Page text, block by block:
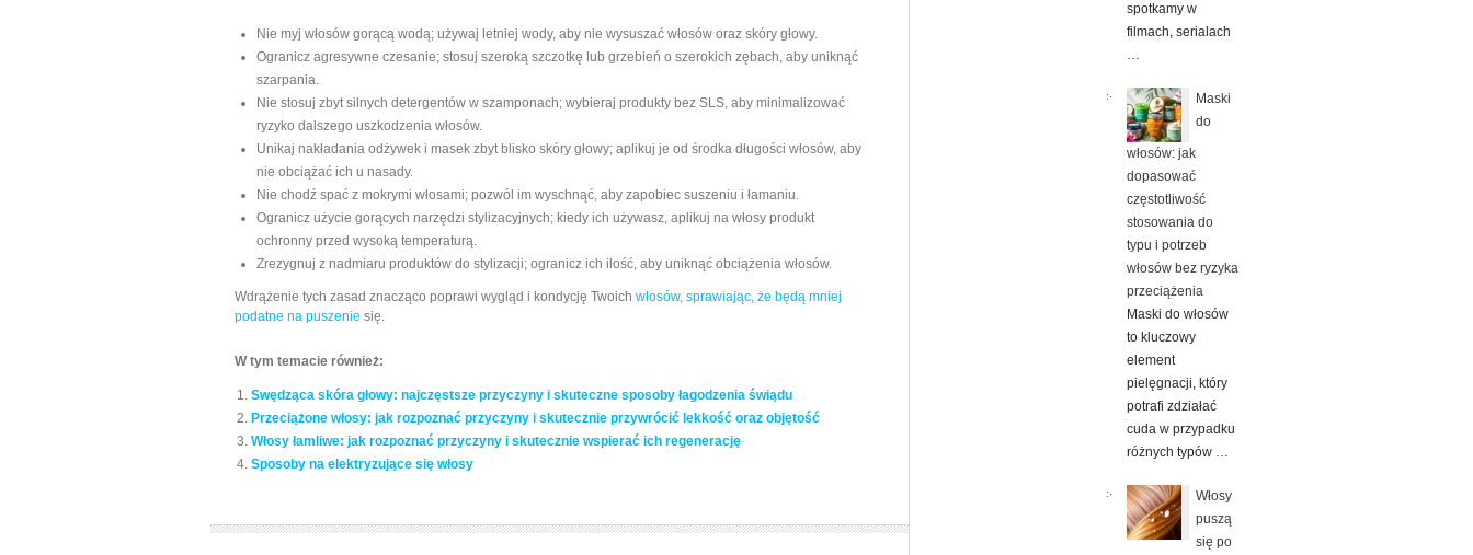
Nie myj włosów gorącą wodą; używaj letniej wody, aby nie wysuszać włosów oraz skóry głowy.
Ogranicz agresywne czesanie; stosuj szeroką szczotkę lub grzebień o szerokich zębach, aby uniknąć
szarpania.
Nie stosuj zbyt silnych detergentów w szamponach; wybieraj produkty bez SLS, aby minimalizować
ryzyko dalszego uszkodzenia włosów.
Unikaj nakładania odżywek i masek zbyt blisko skóry głowy; aplikuj je od środka długości włosów, aby
nie obciążać ich u nasady.
Nie chodź spać z mokrymi włosami; pozwól im wyschnąć, aby zapobiec suszeniu i łamaniu.
Ogranicz użycie gorących narzędzi stylizacyjnych; kiedy ich używasz, aplikuj na włosy produkt
ochronny przed wysoką temperaturą.
Zrezygnuj z nadmiaru produktów do stylizacji; ogranicz ich ilość, aby uniknąć obciążenia włosów.
Wdrążenie tych zasad znacząco poprawi wygląd i kondycję Twoich włosów, sprawiając, że będą mniej
podatne na puszenie się.
W tym temacie również:
Swędząca skóra głowy: najczęstsze przyczyny i skuteczne sposoby łagodzenia świądu
Przeciążone włosy: jak rozpoznać przyczyny i skutecznie przywrócić lekkość oraz objętość
Włosy łamliwe: jak rozpoznać przyczyny i skutecznie wspierać ich regenerację
Sposoby na elektryzujące się włosy
spotkamy w
filmach, serialach
…
Maski
do
włosów: jak
dopasować
częstotliwość
stosowania do
typu i potrzeb
włosów bez ryzyka
przeciążenia
Maski do włosów
to kluczowy
element
pielęgnacji, który
potrafi zdziałać
cuda w przypadku
różnych typów …
Włosy
puszą
się po